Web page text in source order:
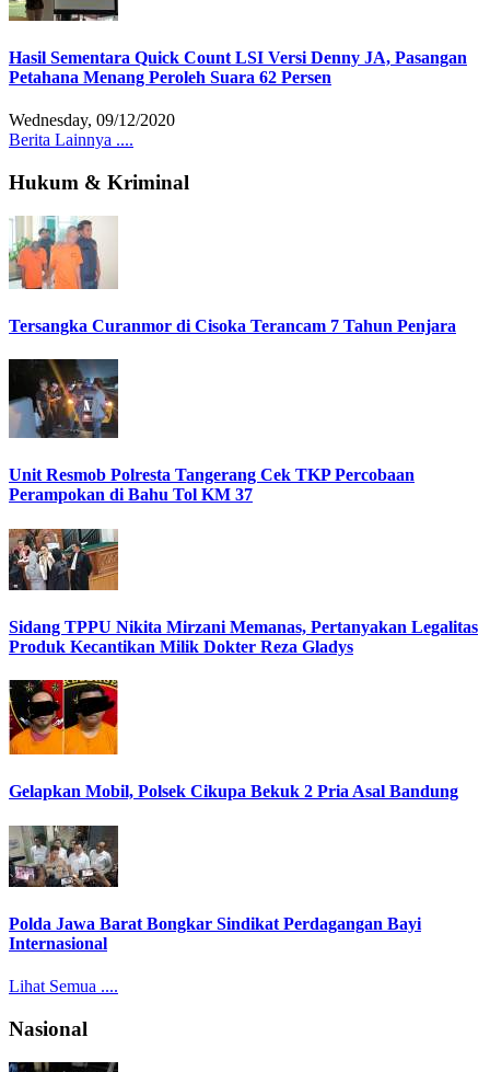
Hasil Sementara Quick Count LSI Versi Denny JA, Pasangan
Petahana Menang Peroleh Suara 62 Persen
Wednesday, 09/12/2020
Berita Lainnya ....
Hukum & Kriminal
Tersangka Curanmor di Cisoka Terancam 7 Tahun Penjara
Unit Resmob Polresta Tangerang Cek TKP Percobaan
Perampokan di Bahu Tol KM 37
Sidang TPPU Nikita Mirzani Memanas, Pertanyakan Legalitas
Produk Kecantikan Milik Dokter Reza Gladys
Gelapkan Mobil, Polsek Cikupa Bekuk 2 Pria Asal Bandung
Polda Jawa Barat Bongkar Sindikat Perdagangan Bayi
Internasional
Lihat Semua ....
Nasional